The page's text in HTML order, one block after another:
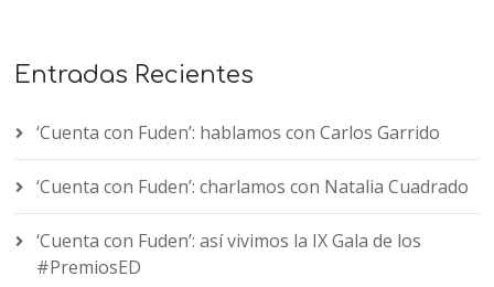
Entradas Recientes
‘Cuenta con Fuden’: hablamos con Carlos Garrido
‘Cuenta con Fuden’: charlamos con Natalia Cuadrado
‘Cuenta con Fuden’: así vivimos la IX Gala de los
#PremiosED